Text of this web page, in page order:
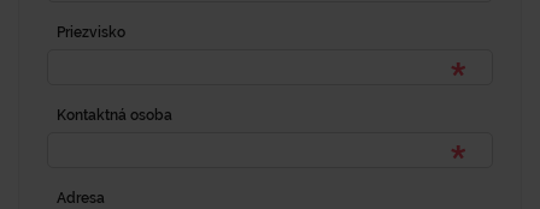
Priezvisko
Kontaktná osoba
Adresa